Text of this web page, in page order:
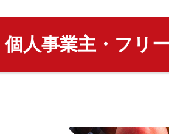
個人事業主・フリ